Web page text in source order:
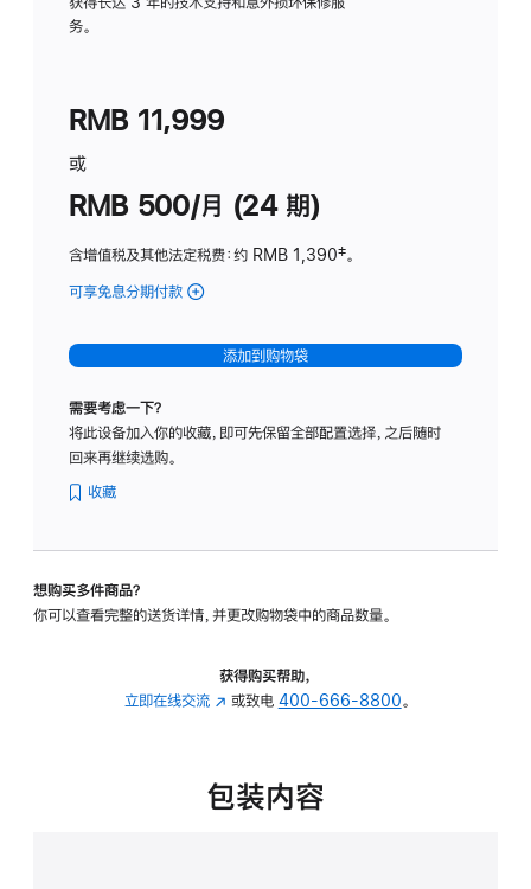
务。
RMB 11,999
或
RMB 500/月 (24 期)
含增值税及其他法定税费：约 RMB 1,390脚
‡。
可享免息分期付款 (Studio
-
标
璃
转
的
添加到购物袋
需要考虑一下？
将此设备加入你的收藏，即可先保留全部配置选择，之后随时
回来再继续选购。
收藏
想购买多件商品？
你可以查看完整的送货详情，并更改购物袋中的商品数量。
获得购买帮助，
立即在线交流 (在
中
或致电 400-666-8800。
包装内容